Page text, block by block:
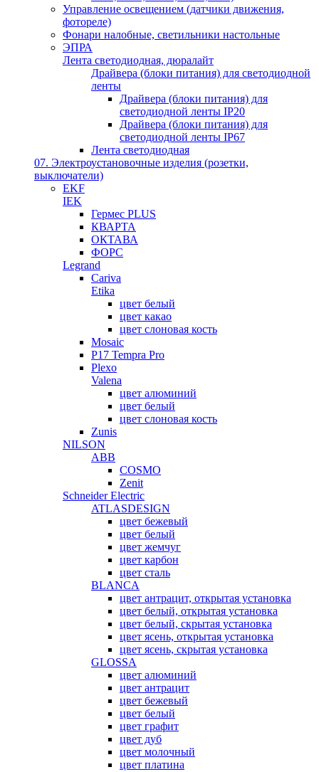
Управление освещением (датчики движения,
фотореле)
Фонари налобные, светильники настольные
ЭПРА
Лента светодиодная, дюралайт
Драйвера (блоки питания) для светодиодной
ленты
Драйвера (блоки питания) для
светодиодной ленты IP20
Драйвера (блоки питания) для
светодиодной ленты IP67
Лента светодиодная
07. Электроустановочные изделия (розетки,
выключатели)
EKF
IEK
Гермес PLUS
КВАРТА
ОКТАВА
ФОРС
Legrand
Cariva
Etika
цвет белый
цвет какао
цвет слоновая кость
Mosaic
P17 Tempra Pro
Plexo
Valena
цвет алюминий
цвет белый
цвет слоновая кость
Zunis
NILSON
ABB
COSMO
Zenit
Schneider Electric
ATLASDESIGN
цвет бежевый
цвет белый
цвет жемчуг
цвет карбон
цвет сталь
BLANCA
цвет антрацит, открытая установка
цвет белый, открытая установка
цвет белый, скрытая установка
цвет ясень, открытая установка
цвет ясень, скрытая установка
GLOSSA
цвет алюминий
цвет антрацит
цвет бежевый
цвет белый
цвет графит
цвет дуб
цвет молочный
цвет платина